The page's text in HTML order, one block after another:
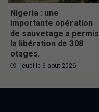
Nigeria : une
importante opération
de sauvetage a permis
la libération de 308
otages.
jeudi le 6 août 2026